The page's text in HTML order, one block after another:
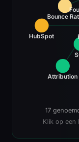
Attribution
HubSpot
Bounce
17
Klik op een